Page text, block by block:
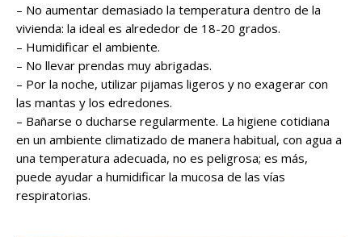
– No aumentar demasiado la temperatura dentro de la
vivienda: la ideal es alrededor de 18-20 grados.
– Humidificar el ambiente.
– No llevar prendas muy abrigadas.
– Por la noche, utilizar pijamas ligeros y no exagerar con
las mantas y los edredones.
– Bañarse o ducharse regularmente. La higiene cotidiana
en un ambiente climatizado de manera habitual, con agua a
una temperatura adecuada, no es peligrosa; es más,
puede ayudar a humidificar la mucosa de las vías
respiratorias.